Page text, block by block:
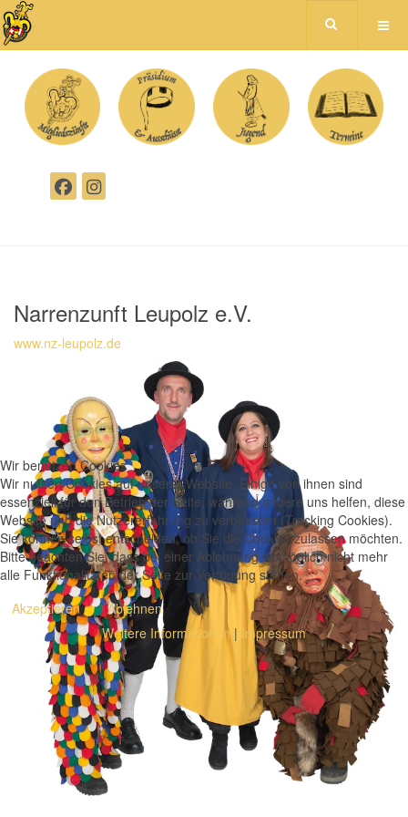
Narrenzunft Leupolz e.V.
www.nz-leupolz.de
Wir benutzen Cookies
Wir nutzen Cookies auf unserer Website. Einige von ihnen sind
essenziell für den Betrieb der Seite, während andere uns helfen, diese
Website und die Nutzererfahrung zu verbessern (Tracking Cookies).
Sie können selbst entscheiden, ob Sie die Cookies zulassen möchten.
Bitte beachten Sie, dass bei einer Ablehnung womöglich nicht mehr
alle Funktionalitäten der Seite zur Verfügung stehen.
Akzeptieren
Ablehnen
Weitere Informationen| Impressum